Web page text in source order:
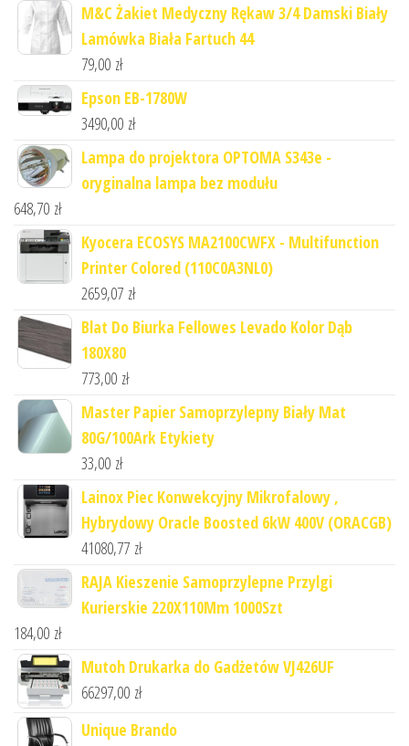
M&C Żakiet Medyczny Rękaw 3/4 Damski Biały
Lamówka Biała Fartuch 44
79,00 zł
Epson EB-1780W
3490,00 zł
Lampa do projektora OPTOMA S343e -
oryginalna lampa bez modułu
648,70 zł
Kyocera ECOSYS MA2100CWFX - Multifunction
Printer Colored (110C0A3NL0)
2659,07 zł
Blat Do Biurka Fellowes Levado Kolor Dąb
180X80
773,00 zł
Master Papier Samoprzylepny Biały Mat
80G/100Ark Etykiety
33,00 zł
Lainox Piec Konwekcyjny Mikrofalowy ,
Hybrydowy Oracle Boosted 6kW 400V (ORACGB)
41080,77 zł
RAJA Kieszenie Samoprzylepne Przylgi
Kurierskie 220X110Mm 1000Szt
184,00 zł
Mutoh Drukarka do Gadżetów VJ426UF
66297,00 zł
Unique Brando